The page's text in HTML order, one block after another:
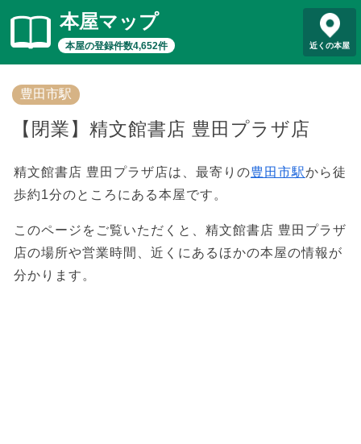
本屋マップ
本屋の登録件数4,652件 近くの本屋
豊田市駅
【閉業】精文館書店 豊田プラザ店
精文館書店 豊田プラザ店は、最寄りの豊田市駅から徒
歩約1分のところにある本屋です。
このページをご覧いただくと、精文館書店 豊田プラザ
店の場所や営業時間、近くにあるほかの本屋の情報が
分かります。